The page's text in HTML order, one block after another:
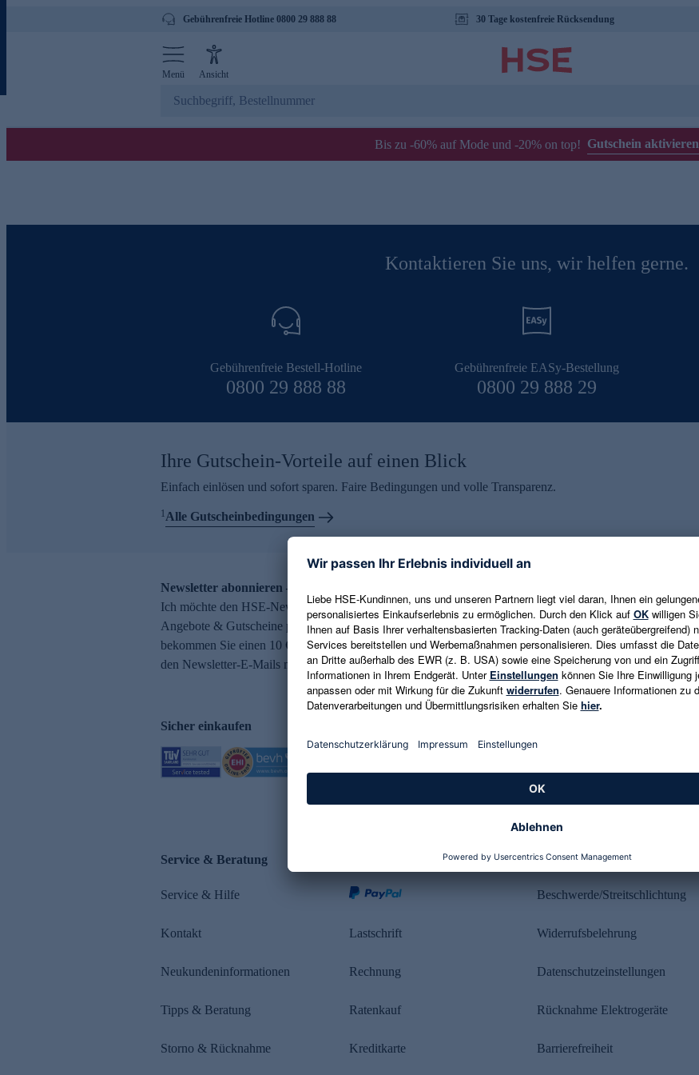
Gebührenfreie Hotline 0800 29 888 88 30 Tage kostenfreie Rücksendung
Menü Ansicht
Bis zu -60% auf Mode und -20% on top! Gutschein aktivieren
Kontaktieren Sie uns, wir helfen gerne.
Gebührenfreie Bestell-Hotline
0800 29 888 88
Gebührenfreie EASy-Bestellung
0800 29 888 29
Ihre Gutschein-Vorteile auf einen Blick
Einfach einlösen und sofort sparen. Faire Bedingungen und volle Transparenz.
1Alle Gutscheinbedingungen
Newsletter abonnieren – 10 € Gutschein erhalten
Ich möchte den HSE-Newsletter abonnieren und aktuelle Trends,
Angebote & Gutscheine per E-Mail erhalten. Als Dankeschön
bekommen Sie einen 10 € Gutschein. Eine Abmeldung ist jederzeit in
den Newsletter-E-Mails möglich.
E-Mail-Adresse eingeben
Es gelten die Datenschutzrichtlinien
Sicher einkaufen
Service & Beratung
Service & Hilfe
Kontakt
Neukundeninformationen
Tipps & Beratung
Storno & Rücknahme
Lastschrift
Rechnung
Ratenkauf
Kreditkarte
Rechtliches
Beschwerde/Streitschlichtung
Widerrufsbelehrung
Datenschutzeinstellungen
Rücknahme Elektrogeräte
Barrierefreiheit